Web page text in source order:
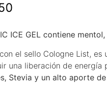
ICE GEL contiene
el sello Cologne List, es
una liberación de energía
Stevia y un alto aporte